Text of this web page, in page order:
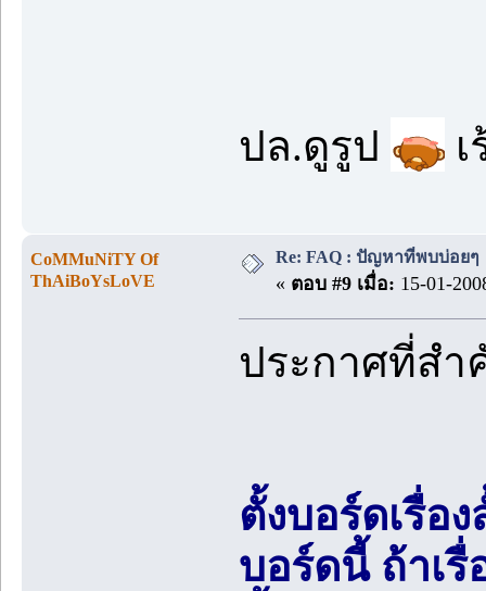
ปล.ดูรูป
CoMMuNiTY Of
ThAiBoYsLoVE
Re: FAQ : ปัญหาที่พบบ่อยๆ
« ตอบ #9 เมื่อ: 15-01-
ประกาศที่ส
ตั้งบอร์ดเรื่อ
บอร์ดนี้ ถ้าเ